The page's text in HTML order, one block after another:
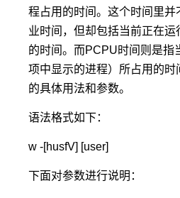
程占用的时间。这个时间里
业时间，但却包括当前正在运
的时间。而PCPU时间则是指
项中显示的进程）所占用的
的具体用法和参数。
语法格式如下：
w -[husfV] [user]
下面对参数进行说明：